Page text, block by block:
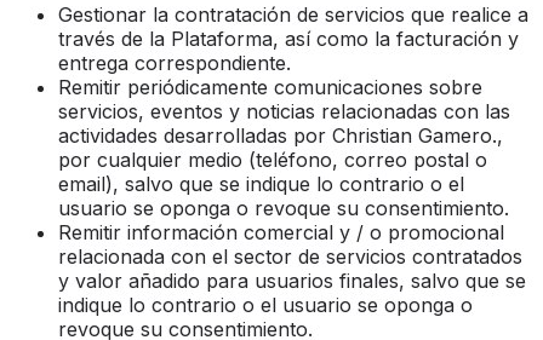
Gestionar la contratación de servicios que realice a
través de la Plataforma, así como la facturación y
entrega correspondiente.
Remitir periódicamente comunicaciones sobre
servicios, eventos y noticias relacionadas con las
actividades desarrolladas por Christian Gamero.,
por cualquier medio (teléfono, correo postal o
email), salvo que se indique lo contrario o el
usuario se oponga o revoque su consentimiento.
Remitir información comercial y / o promocional
relacionada con el sector de servicios contratados
y valor añadido para usuarios finales, salvo que se
indique lo contrario o el usuario se oponga o
revoque su consentimiento.